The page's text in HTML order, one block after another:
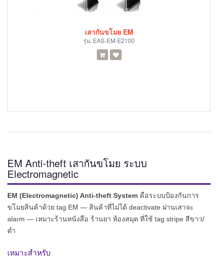
เสากันขโมย EM
รุ่น: EAS-EM-E2100
EM Anti-theft เสากันขโมย ระบบ
Electromagnetic
EM (Electromagnetic) Anti-theft System คือระบบป้องกันการ
ขโมยสินค้าด้วย tag EM — สินค้าที่ไม่ได้ deactivate ผ่านเสาจะ
alarm — เหมาะร้านหนังสือ ร้านยา ห้องสมุด ที่ใช้ tag stripe สีขาว/
ดำ
เหมาะสำหรับ